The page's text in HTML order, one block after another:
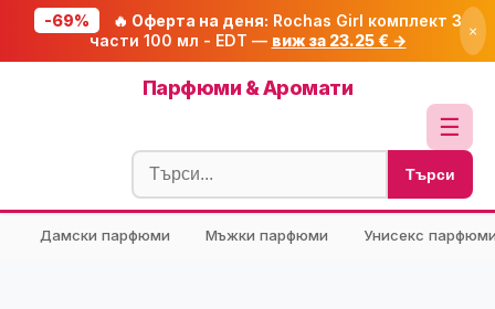
-69% 🔥 Оферта на деня: Rochas Girl комплект 3
части 100 мл - EDT — виж за 23.25 € → ×
Парфюми & Аромати
☰
Блог
🧮 Калкулатори
🔍 Намери продукт
Търси
Дамски парфюми Мъжки парфюми Унисекс